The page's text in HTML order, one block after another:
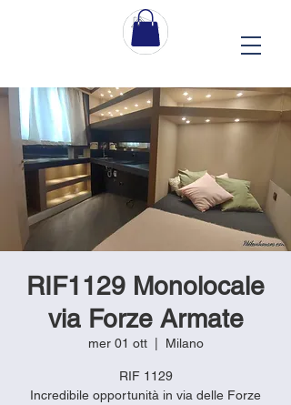
RIF1129 Monolocale
via Forze Armate
mer 01 ott
  |
Milano
RIF 1129
Incredibile opportunità in via delle Forze